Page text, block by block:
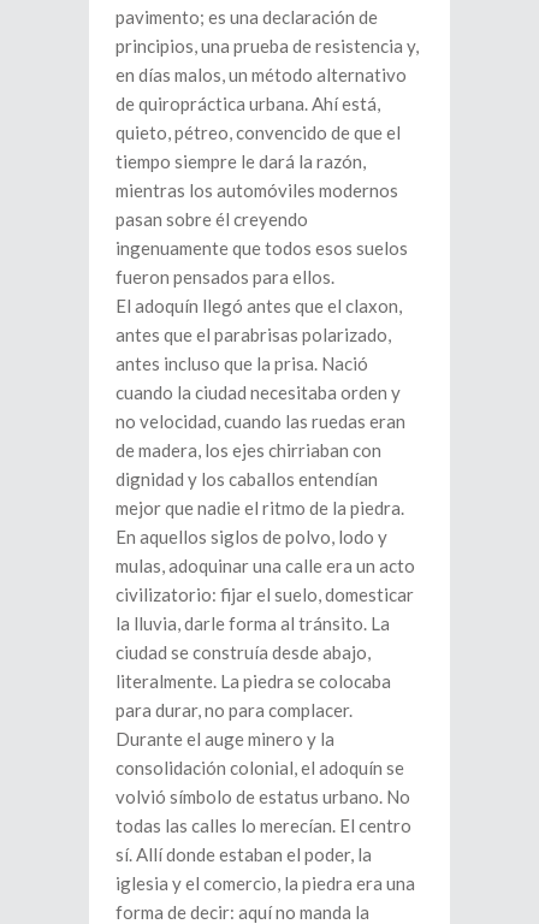
pavimento; es una declaración de
principios, una prueba de resistencia y,
en días malos, un método alternativo
de quiropráctica urbana. Ahí está,
quieto, pétreo, convencido de que el
tiempo siempre le dará la razón,
mientras los automóviles modernos
pasan sobre él creyendo
ingenuamente que todos esos suelos
fueron pensados para ellos.
El adoquín llegó antes que el claxon,
antes que el parabrisas polarizado,
antes incluso que la prisa. Nació
cuando la ciudad necesitaba orden y
no velocidad, cuando las ruedas eran
de madera, los ejes chirriaban con
dignidad y los caballos entendían
mejor que nadie el ritmo de la piedra.
En aquellos siglos de polvo, lodo y
mulas, adoquinar una calle era un acto
civilizatorio: fijar el suelo, domesticar
la lluvia, darle forma al tránsito. La
ciudad se construía desde abajo,
literalmente. La piedra se colocaba
para durar, no para complacer.
Durante el auge minero y la
consolidación colonial, el adoquín se
volvió símbolo de estatus urbano. No
todas las calles lo merecían. El centro
sí. Allí donde estaban el poder, la
iglesia y el comercio, la piedra era una
forma de decir: aquí no manda la